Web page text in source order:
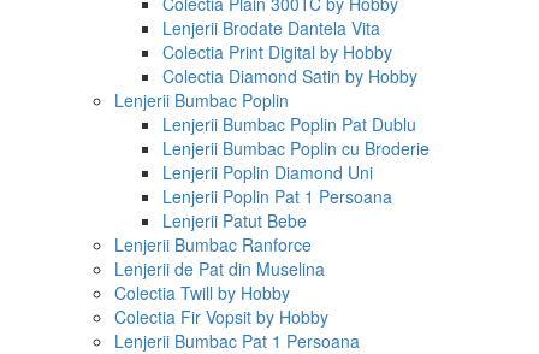
Lenjerii Brodate Dantela Vita
Colectia Print Digital by Hobby
Colectia Diamond Satin by Hobby
Lenjerii Bumbac Poplin
Lenjerii Bumbac Poplin Pat Dublu
Lenjerii Bumbac Poplin cu Broderie
Lenjerii Poplin Diamond Uni
Lenjerii Poplin Pat 1 Persoana
Lenjerii Patut Bebe
Lenjerii Bumbac Ranforce
Lenjerii de Pat din Muselina
Colectia Twill by Hobby
Colectia Fir Vopsit by Hobby
Lenjerii Bumbac Pat 1 Persoana